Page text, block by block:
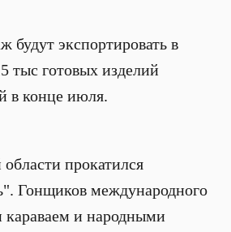
будут экспортировать в
тыс готовых изделий
в конце июля.
прокатился
Гонщиков международного
караваем и народными